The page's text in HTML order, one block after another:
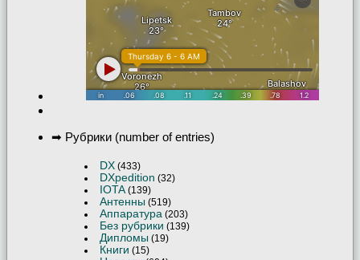
➡ Рубрики (number of entries)
DX (433)
DXpedition (32)
IOTA(139)
Антенны (519)
Аппаратура (203)
Без рубрики (139)
Дипломы (19)
Книги (15)